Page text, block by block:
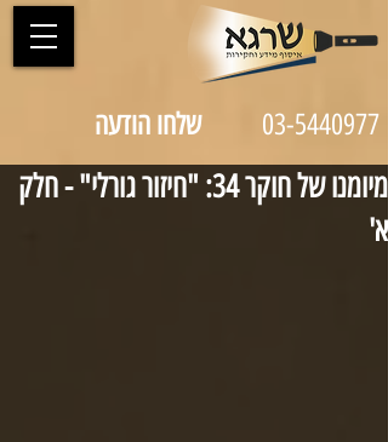
03-5440977 שלחו הודעה
מיומנו של חוקר 34: "חיזור גורלי" - חלק
א'